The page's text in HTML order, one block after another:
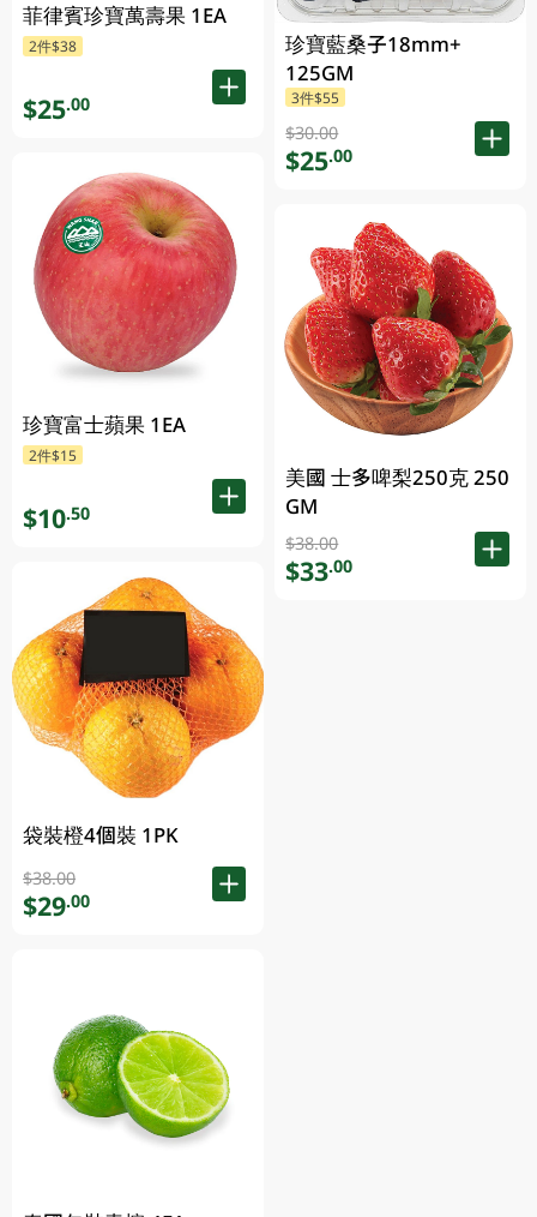
菲律賓珍寶萬壽果 1EA
2件$38
$25.00
珍寶富士蘋果 1EA
2件$15
$10.50
袋裝橙4個裝 1PK
$38.00
$29.00
珍寶藍桑子18mm+
125GM
3件$55
$30.00
$25.00
美國 士多啤梨250克 250
GM
$38.00
$33.00